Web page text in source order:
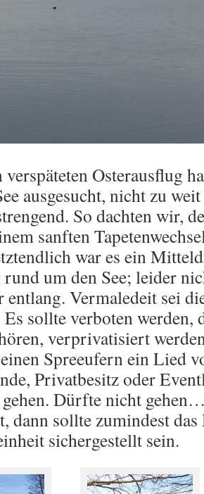
verspäteten Osterausflug
ausgesucht, nicht zu
So dachten wir,
sanften
war es ein
um den See; leider
entlang. Vermaledeit sei
sollte verboten werden,
verprivatisiert
Spreeufern ein Lied
Privatbesitz oder
Dürfte nicht
dann sollte zumindest
sichergestellt sein.